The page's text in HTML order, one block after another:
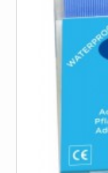
VCA Trajecten
ISO 9001
Nieuws